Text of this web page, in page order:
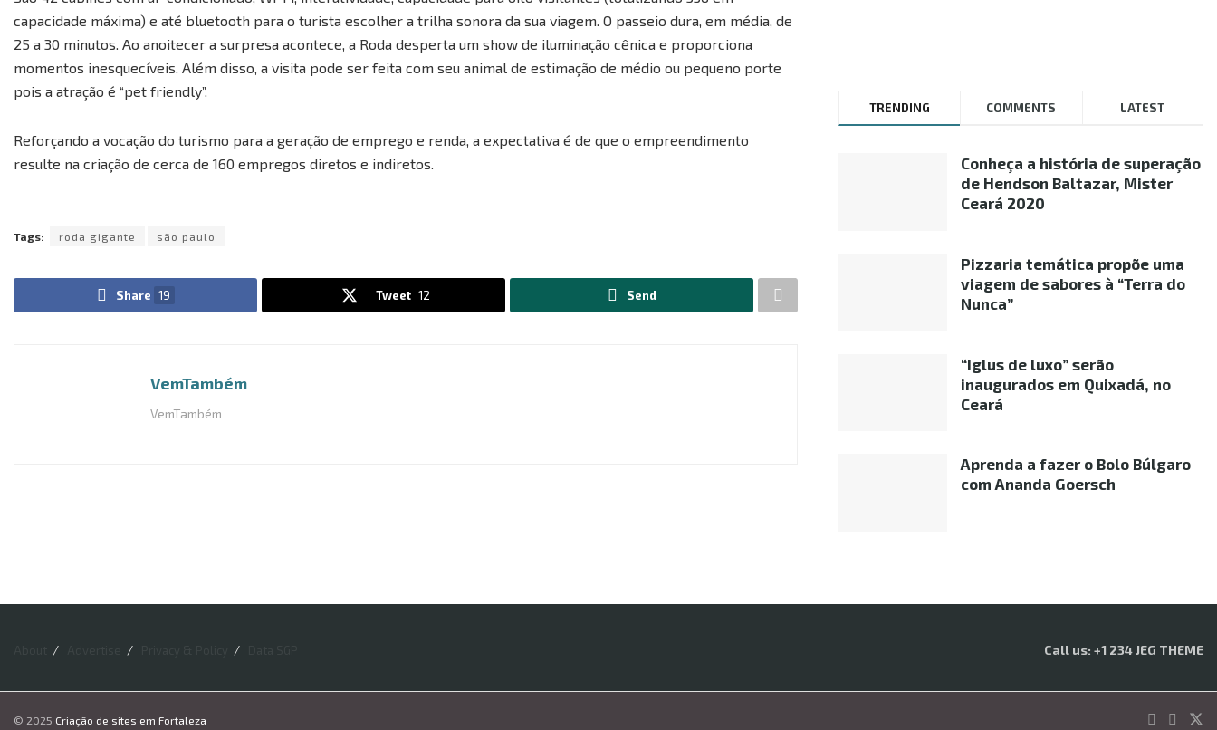
capacidade máxima) e até bluetooth para o turista escolher a trilha sonora da sua viagem. O passeio dura, em média, de
25 a 30 minutos. Ao anoitecer a surpresa acontece, a Roda desperta um show de iluminação cênica e proporciona
momentos inesquecíveis. Além disso, a visita pode ser feita com seu animal de estimação de médio ou pequeno porte
pois a atração é “pet friendly”.
Reforçando a vocação do turismo para a geração de emprego e renda, a expectativa é de que o empreendimento
resulte na criação de cerca de 160 empregos diretos e indiretos.
Tags: roda gigante são paulo
Share 19 Tweet 12 Send
VemTambém
VemTambém
TRENDING COMMENTS LATEST
Conheça a história de superação
de Hendson Baltazar, Mister
Ceará 2020
Pizzaria temática propõe uma
viagem de sabores à “Terra do
Nunca”
“Iglus de luxo” serão
inaugurados em Quixadá, no
Ceará
Aprenda a fazer o Bolo Búlgaro
com Ananda Goersch
Call us: +1 234 JEG THEME
© 2025 Criação de sites em Fortaleza